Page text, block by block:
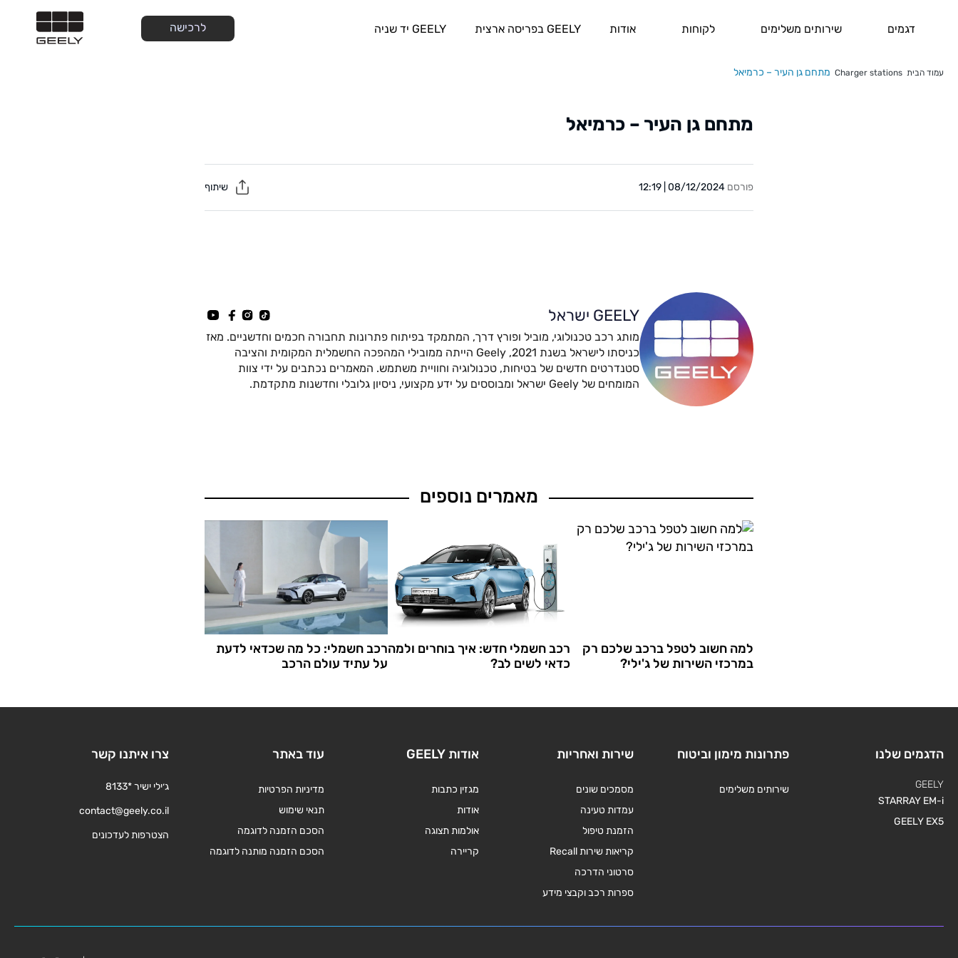
דגמים שירותים משלימים לקוחות אודות GEELY בפריסה ארצית GEELY יד שניה לרכישה
עמוד הבית Charger stations מתחם גן העיר – כרמיאל
מתחם גן העיר – כרמיאל
פורסם 08/12/2024 | 12:19
GEELY ישראל
מותג רכב טכנולוגי, מוביל ופורץ דרך, המתמקד בפיתוח פתרונות תחבורה חכמים וחדשניים. מאז
כניסתו לישראל בשנת 2021, Geely הייתה ממובילי המהפכה החשמלית המקומית והציבה
סטנדרטים חדשים של בטיחות, טכנולוגיה וחוויית משתמש. המאמרים נכתבים על ידי צוות
המומחים של Geely ישראל ומבוססים על ידע מקצועי, ניסיון גלובלי וחדשנות מתקדמת.
מאמרים נוספים
למה חשוב לטפל ברכב שלכם רק
במרכזי השירות של ג'ילי?
רכב חשמלי חדש: איך בוחרים ולמה
כדאי לשים לב?
רכב חשמלי: כל מה שכדאי לדעת
על עתיד עולם הרכב
הדגמים שלנו
GEELY
STARRAY EM-i
GEELY EX5
פתרונות מימון וביטוח
שירותים משלימים
שירות ואחריות
מסמכים שונים
עמדות טעינה
הזמנת טיפול
קריאות שירות Recall
סרטוני הדרכה
ספרות רכב וקבצי מידע
אודות GEELY
מגזין כתבות
אודות
אולמות תצוגה
קריירה
עוד באתר
מדיניות הפרטיות
תנאי שימוש
הסכם הזמנה לדוגמה
הסכם הזמנה מותנה לדוגמה
צרו איתנו קשר
ג׳ילי ישיר *8133
contact@geely.co.il
הצטרפות לעדכונים